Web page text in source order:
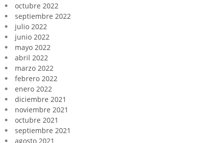
octubre 2022
septiembre 2022
julio 2022
junio 2022
mayo 2022
abril 2022
marzo 2022
febrero 2022
enero 2022
diciembre 2021
noviembre 2021
octubre 2021
septiembre 2021
agosto 2021